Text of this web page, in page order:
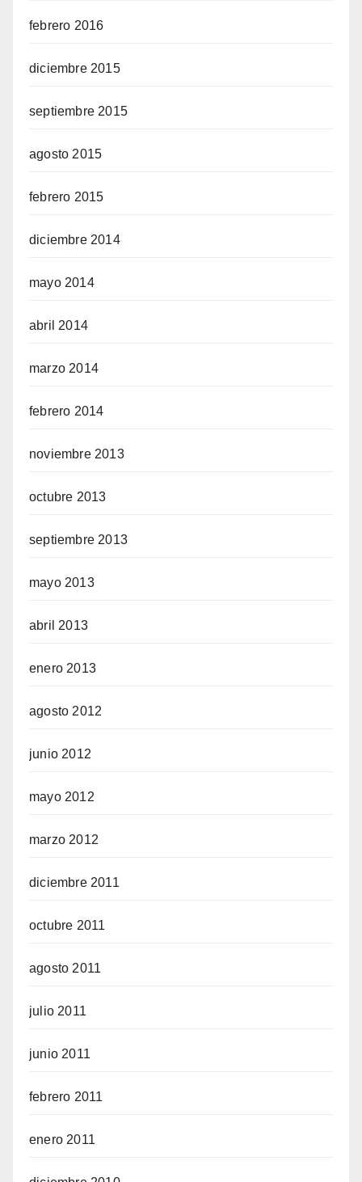
febrero 2016
diciembre 2015
septiembre 2015
agosto 2015
febrero 2015
diciembre 2014
mayo 2014
abril 2014
marzo 2014
febrero 2014
noviembre 2013
octubre 2013
septiembre 2013
mayo 2013
abril 2013
enero 2013
agosto 2012
junio 2012
mayo 2012
marzo 2012
diciembre 2011
octubre 2011
agosto 2011
julio 2011
junio 2011
febrero 2011
enero 2011